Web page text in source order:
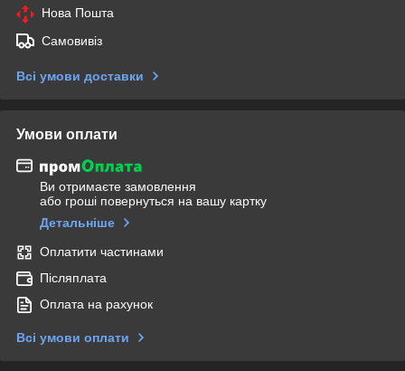
Нова Пошта
Самовивіз
Всі умови доставки
Умови оплати
Ви отримаєте замовлення
або гроші повернуться на вашу картку
Детальніше
Оплатити частинами
Післяплата
Оплата на рахунок
Всі умови оплати